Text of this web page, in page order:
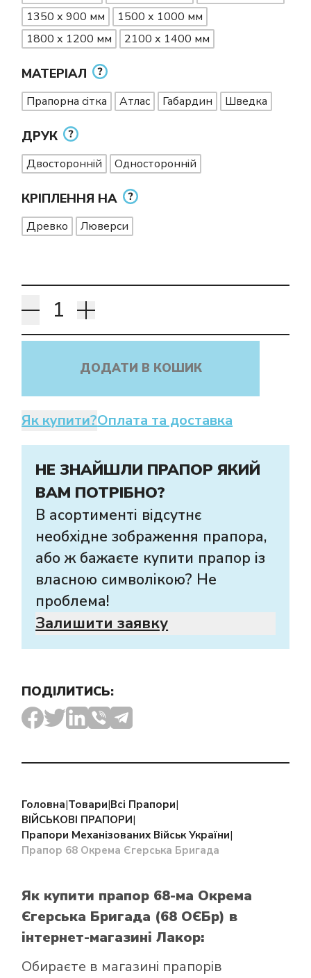
1350 х 900 мм
1500 х 1000 мм
1800 х 1200 мм
2100 х 1400 мм
МАТЕРІАЛ
Прапорна сітка Атлас Габардин Шведка
ДРУК
Двосторонній Односторонній
КРІПЛЕННЯ НА
Древко Люверси
ДОДАТИ В КОШИК
Як купити?Оплата та доставка
НЕ ЗНАЙШЛИ ПРАПОР ЯКИЙ
ВАМ ПОТРІБНО?
В асортименті відсутнє
необхідне зображення прапора,
або ж бажаєте купити прапор із
власною символікою? Не
проблема!
Залишити заявку
ПОДІЛИТИСЬ:
Головна|Товари|Всі Прапори|
ВІЙСЬКОВІ ПРАПОРИ|
Прапори Механізованих Військ України|
Прапор 68 Окрема Єгерська Бригада
Як купити прапор 68-ма Окрема
Єгерська Бригада (68 ОЄБр) в
інтернет-магазині Лакор:
Обираєте в магазині прапорів